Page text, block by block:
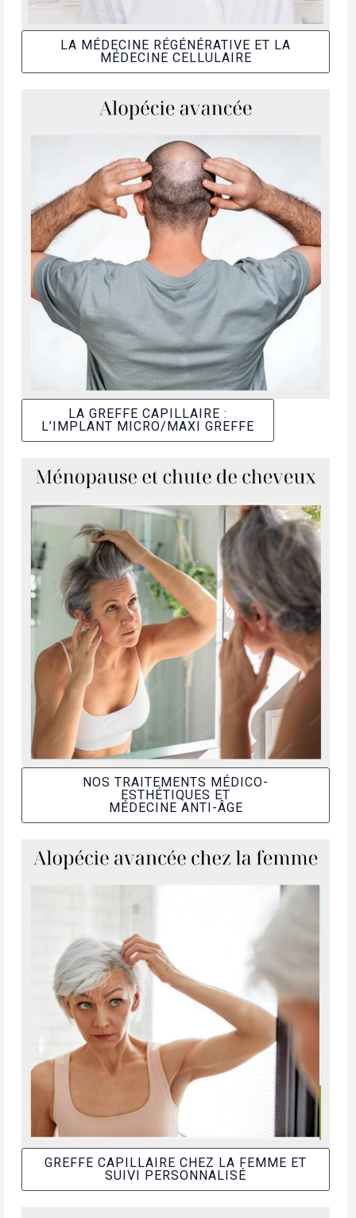
LA MÉDECINE RÉGÉNÉRATIVE ET LA
MÉDECINE CELLULAIRE
LA GREFFE CAPILLAIRE :
L’IMPLANT MICRO/MAXI GREFFE
NOS TRAITEMENTS MÉDICO-
ESTHÉTIQUES ET
MÉDECINE ANTI-ÂGE
GREFFE CAPILLAIRE CHEZ LA FEMME ET
SUIVI PERSONNALISÉ